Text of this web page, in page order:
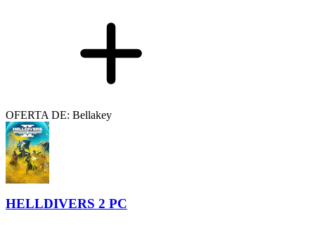
OFERTA DE: Bellakey
HELLDIVERS 2 PC